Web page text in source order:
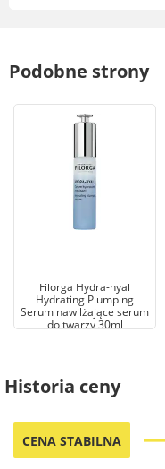
Podobne strony
Filorga Hydra-hyal
Hydrating Plumping
Serum nawilżające serum
do twarzy 30ml
Historia ceny
CENA STABILNA